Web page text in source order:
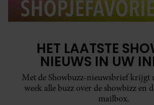
HET LAATSTE
NIEUWS IN UW
Met de Showbuzz-nieuwsbrief krijgt
week alle buzz over de showbizz en
mailbox.